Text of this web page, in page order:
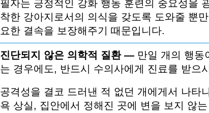
필자는 긍정적인 강화 행동 훈련의 중요성을
착한 강아지로서의 의식을 갖도록 도와줄 뿐만
요한 결속을 보장해주기 때문입니다.
진단되지 않은 의학적 질환 — 만일 개의 행동
는 경우에도, 반드시 수의사에게 진료를 받으
공격성을 결코 드러낸 적 없던 개에게서 나타
욕 상실, 집안에서 정해진 곳에 변을 보지 않는